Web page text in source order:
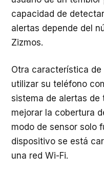
capacidad de
alertas depende del
Zizmos.
Otra característica
utilizar su teléfono
sistema de alertas de
mejorar la cobertura
modo de sensor solo
dispositivo se está
una red Wi-Fi.